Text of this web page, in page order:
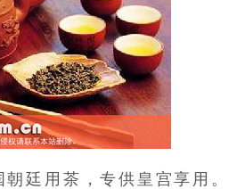
廷用茶，专供皇宫享用。